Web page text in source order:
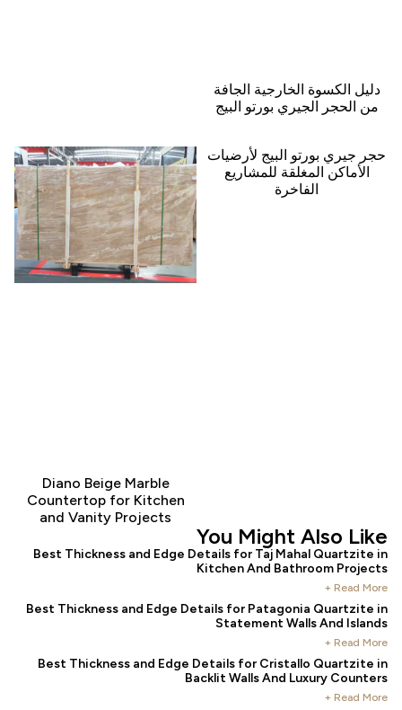
دليل الكسوة الخارجية الجافة
من الحجر الجيري بورتو البيج
حجر جيري بورتو البيج لأرضيات
الأماكن المغلقة للمشاريع
الفاخرة
Diano Beige Marble
Countertop for Kitchen
and Vanity Projects
You Might Also Like
Best Thickness and Edge Details for Taj Mahal Quartzite in
Kitchen And Bathroom Projects
Read More +
Best Thickness and Edge Details for Patagonia Quartzite in
Statement Walls And Islands
Read More +
Best Thickness and Edge Details for Cristallo Quartzite in
Backlit Walls And Luxury Counters
Read More +